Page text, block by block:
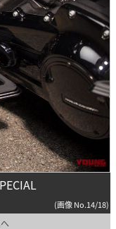
(画像 No.14/18)